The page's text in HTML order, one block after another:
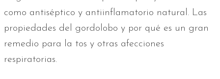
como antiséptico y antiinflamatorio natural. Las
propiedades del gordolobo y por qué es un gran
remedio para la tos y otras afecciones
respiratorias.